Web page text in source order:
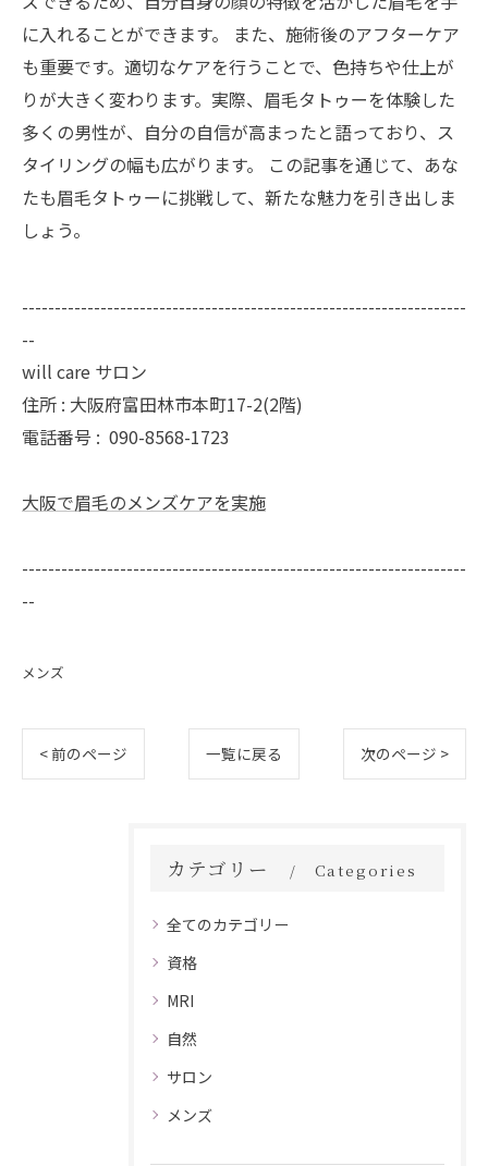
に入れることができます。 また、施術後のアフターケア
も重要です。適切なケアを行うことで、色持ちや仕上が
りが大きく変わります。実際、眉毛タトゥーを体験した
多くの男性が、自分の自信が高まったと語っており、ス
タイリングの幅も広がります。 この記事を通じて、あな
たも眉毛タトゥーに挑戦して、新たな魅力を引き出しま
しょう。
--------------------------------------------------------------------
--
will care サロン
住所 : 大阪府富田林市本町17-2(2階)
電話番号 : 090-8568-1723
大阪で眉毛のメンズケアを実施
--------------------------------------------------------------------
--
メンズ
< 前のページ 一覧に戻る 次のページ >
カテゴリー Categories
全てのカテゴリー
資格
MRI
自然
サロン
メンズ